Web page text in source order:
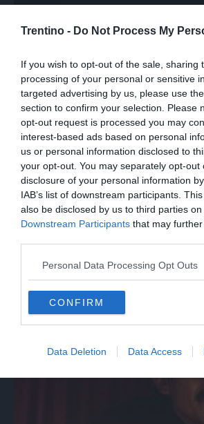
Trentino - Do Not Process My
If you wish to opt-out of the sale, sharing
processing of your personal or sensitive
targeted advertising by us, please use
section to confirm your selection. Please
opt-out request is processed you may
interest-based ads based on personal
us or personal information disclosed to
your opt-out. You may separately opt-out
disclosure of your personal information
IAB’s list of downstream participants.
also be disclosed by us to third parties on
Downstream Participants that may
Personal Data Processing Opt Outs
CONFIRM
Data Deletion Data Access
MONDO
Drone con esplosivo trovato
di Lipsia vicino ad aereo
Cervino, frana sulla parete
persona coinvolta